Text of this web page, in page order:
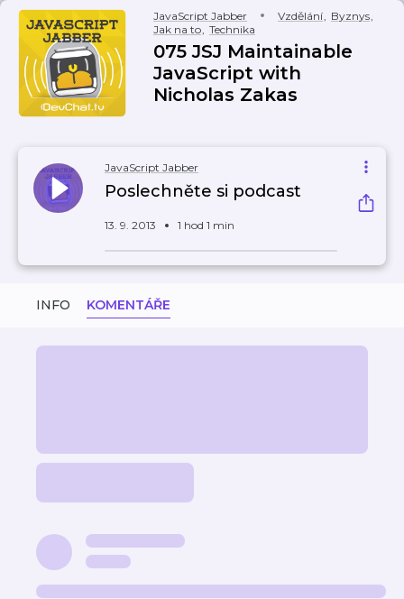
JavaScript Jabber Vzdělání, Byznys,
Jak na to, Technika
075 JSJ Maintainable
JavaScript with
Nicholas Zakas
JavaScript Jabber
Poslechněte si podcast
13. 9. 2013 1 hod 1 min
INFO KOMENTÁŘE